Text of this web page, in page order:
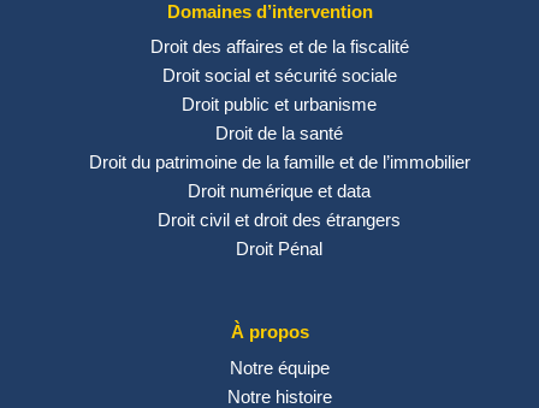
Domaines d’intervention
Droit des affaires et de la fiscalité
Droit social et sécurité sociale
Droit public et urbanisme
Droit de la santé
Droit du patrimoine de la famille et de l’immobilier
Droit numérique et data
Droit civil et droit des étrangers
Droit Pénal
À propos
Notre équipe
Notre histoire